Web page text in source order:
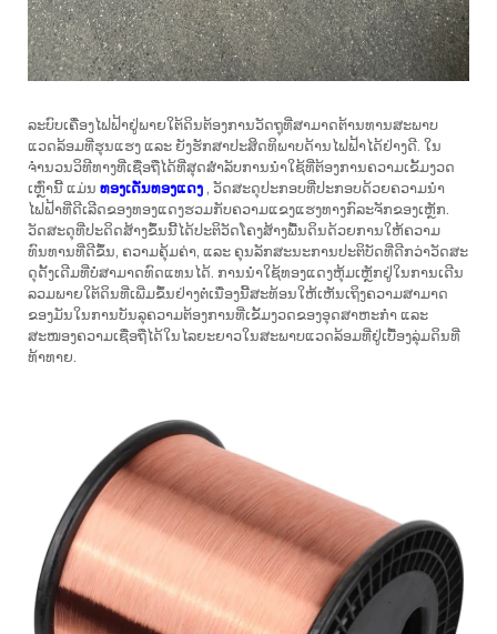
ລະບົບເຄື່ອງໄຟຟ້າຢູ່ພາຍໃຕ້ດິນຕ້ອງການວັດຖຸທີ່ສາມາດຕ້ານທານສະພາບ
ແວດລ້ອມທີ່ຮຸນແຮງ ແລະ ຍັງຮັກສາປະສິດທິພາບດ້ານໄຟຟ້າໄດ້ຢ່າງດີ. ໃນ
ຈຳນວນວິທີທາງທີ່ເຊື່ອຖືໄດ້ທີ່ສຸດສຳລັບການນຳໃຊ້ທີ່ຕ້ອງການຄວາມເຂັ້ມງວດ
ເຫຼົ່ານີ້ ແມ່ນ ທອງເດັ່ນທອງແດງ , ວັດສະດຸປະກອບທີ່ປະກອບດ້ວຍຄວາມນຳ
ໄຟຟ້າທີ່ດີເລີດຂອງທອງແດງຮວມກັບຄວາມແຂງແຮງທາງກົລະຈັກຂອງເຫຼັກ.
ວັດສະດຸທີ່ປະດິດສ້າງຂຶ້ນນີ້ໄດ້ປະຕິວັດໂຄງສ້າງພື້ນດິນດ້ວຍການໃຫ້ຄວາມ
ທົນທານທີ່ດີຂຶ້ນ, ຄວາມຄຸ້ມຄ່າ, ແລະ ຄຸນລັກສະນະການປະຕິບັດທີ່ດີກວ່າວັດສະ
ດຸດັ້ງເດີມທີ່ບໍ່ສາມາດທົດແທນໄດ້. ການນຳໃຊ້ທອງແດງຫຸ້ມເຫຼັກຢູ່ໃນການເດີນ
ລວມພາຍໃຕ້ດິນທີ່ເພີ່ມຂຶ້ນຢ່າງຕໍ່ເນື່ອງນີ້ສະທ້ອນໃຫ້ເຫັນເຖິງຄວາມສາມາດ
ຂອງມັນໃນການບັນລຸຄວາມຕ້ອງການທີ່ເຂັ້ມງວດຂອງອຸດສາຫະກຳ ແລະ
ສະໜອງຄວາມເຊື່ອຖືໄດ້ໃນໄລຍະຍາວໃນສະພາບແວດລ້ອມທີ່ຢູ່ເບື້ອງລຸ່ມດິນທີ່
ທ້າທາຍ.